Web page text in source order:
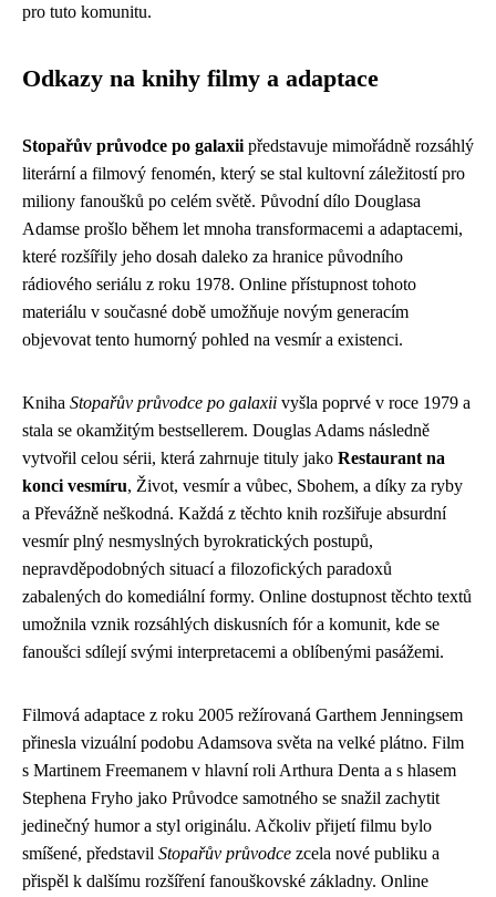
pro tuto komunitu.
Odkazy na knihy filmy a adaptace
Stopařův průvodce po galaxii představuje mimořádně rozsáhlý
literární a filmový fenomén, který se stal kultovní záležitostí pro
miliony fanoušků po celém světě. Původní dílo Douglasa
Adamse prošlo během let mnoha transformacemi a adaptacemi,
které rozšířily jeho dosah daleko za hranice původního
rádiového seriálu z roku 1978. Online přístupnost tohoto
materiálu v současné době umožňuje novým generacím
objevovat tento humorný pohled na vesmír a existenci.
Kniha Stopařův průvodce po galaxii vyšla poprvé v roce 1979 a
stala se okamžitým bestsellerem. Douglas Adams následně
vytvořil celou sérii, která zahrnuje tituly jako Restaurant na
konci vesmíru, Život, vesmír a vůbec, Sbohem, a díky za ryby
a Převážně neškodná. Každá z těchto knih rozšiřuje absurdní
vesmír plný nesmyslných byrokratických postupů,
nepravděpodobných situací a filozofických paradoxů
zabalených do komediální formy. Online dostupnost těchto textů
umožnila vznik rozsáhlých diskusních fór a komunit, kde se
fanoušci sdílejí svými interpretacemi a oblíbenými pasážemi.
Filmová adaptace z roku 2005 režírovaná Garthem Jenningsem
přinesla vizuální podobu Adamsova světa na velké plátno. Film
s Martinem Freemanem v hlavní roli Arthura Denta a s hlasem
Stephena Fryho jako Průvodce samotného se snažil zachytit
jedinečný humor a styl originálu. Ačkoliv přijetí filmu bylo
smíšené, představil Stopařův průvodce zcela nové publiku a
přispěl k dalšímu rozšíření fanouškovské základny. Online